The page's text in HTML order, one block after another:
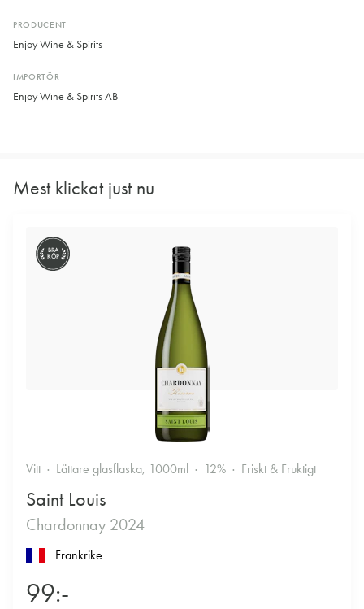
PRODUCENT
Enjoy Wine & Spirits
IMPORTÖR
Enjoy Wine & Spirits AB
Mest klickat just nu
BRA
KÖP
Vitt Lättare glasflaska, 1000ml 12% Friskt & Fruktigt
Saint Louis
Chardonnay 2024
Frankrike
99:-